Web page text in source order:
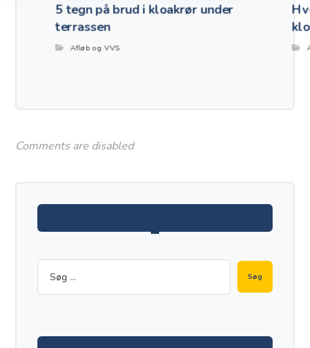
5 tegn på brud i kloakrør under
terrassen
Afløb og VVS
Comments are disabled